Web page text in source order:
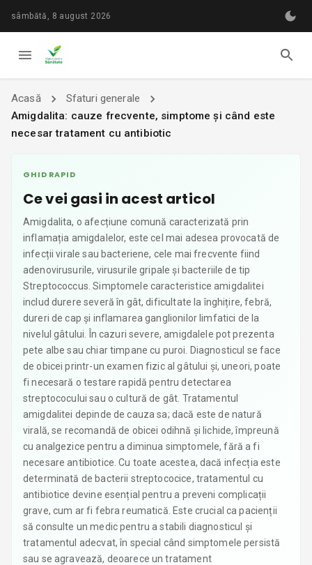
sâmbătă, 8 august 2026
Acasă
Sfaturi generale
Amigdalita: cauze frecvente, simptome și când este
necesar tratament cu antibiotic
GHID RAPID
Ce vei gasi in acest articol
Amigdalita, o afecțiune comună caracterizată prin
inflamația amigdalelor, este cel mai adesea provocată de
infecții virale sau bacteriene, cele mai frecvente fiind
adenovirusurile, virusurile gripale și bacteriile de tip
Streptococcus. Simptomele caracteristice amigdalitei
includ durere severă în gât, dificultate la înghițire, febră,
dureri de cap și inflamarea ganglionilor limfatici de la
nivelul gâtului. În cazuri severe, amigdalele pot prezenta
pete albe sau chiar timpane cu puroi. Diagnosticul se face
de obicei printr-un examen fizic al gâtului și, uneori, poate
fi necesară o testare rapidă pentru detectarea
streptococului sau o cultură de gât. Tratamentul
amigdalitei depinde de cauza sa; dacă este de natură
virală, se recomandă de obicei odihnă și lichide, împreună
cu analgezice pentru a diminua simptomele, fără a fi
necesare antibiotice. Cu toate acestea, dacă infecția este
determinată de bacterii streptococice, tratamentul cu
antibiotice devine esențial pentru a preveni complicații
grave, cum ar fi febra reumatică. Este crucial ca pacienții
să consulte un medic pentru a stabili diagnosticul și
tratamentul adecvat, în special când simptomele persistă
sau se agravează, deoarece un tratament